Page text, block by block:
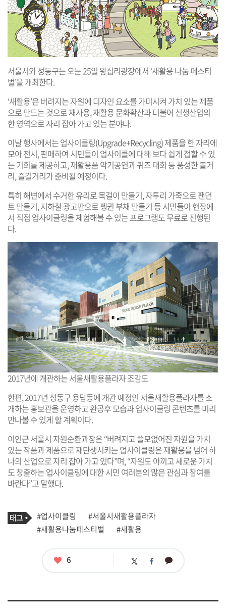
서울시와 성동구는 오는 25일 왕십리광장에서 ‘새활용 나눔 페스티
벌’을 개최한다.
‘새활용’은 버려지는 자원에 디자인 요소를 가미시켜 가치 있는 제품
으로 만드는 것으로 재사용, 재활용 문화확산과 더불어 신생산업의
한 영역으로 자리 잡아 가고 있는 분야다.
이날 행사에서는 업사이클링(Upgrade+Recycling) 제품을 한 자리에
모아 전시, 판매하여 시민들이 업사이클에 대해 보다 쉽게 접할 수 있
는 기회를 제공하고, 재활용품 악기공연과 퀴즈 대회 등 풍성한 볼거
리, 즐길거리가 준비될 예정이다.
특히 해변에서 수거한 유리로 목걸이 만들기, 자투리 가죽으로 팬던
트 만들기, 지하철 광고판으로 펭귄 부채 만들기 등 시민들이 현장에
서 직접 업사이클링을 체험해볼 수 있는 프로그램도 무료로 진행된
다.
2017년에 개관하는 서울새활용플라자 조감도
한편, 2017년 성동구 용답동에 개관 예정인 서울새활용플라자를 소
개하는 홍보관을 운영하고 완공후 모습과 업사이클링 콘텐츠를 미리
만나볼 수 있게 할 계획이다.
이인근 서울시 자원순환과장은 “버려지고 쓸모없어진 자원을 가치
있는 작품과 제품으로 재탄생시키는 업사이클링은 재활용을 넘어 하
나의 산업으로 자리 잡아 가고 있다”며, “자원도 아끼고 새로운 가치
도 창출하는 업사이클링에 대한 시민 여러분의 많은 관심과 참여를
바란다”고 말했다.
기
사
관
련
태
그
#업사이클링
#서울시새활용플라자
#새활용나눔페스티벌
#새활용
좋
6 트 페 카